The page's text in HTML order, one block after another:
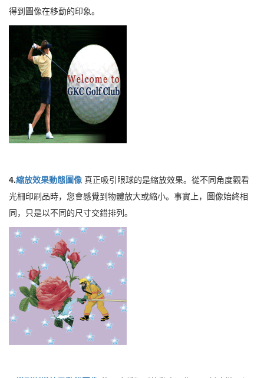
得到圖像在移動的印象。
4.縮放效果動態圖像 真正吸引眼球的是縮放效果。從不同角度觀看
光柵印刷品時，您會感覺到物體放大或縮小。事實上，圖像始終相
同，只是以不同的尺寸交錯排列。